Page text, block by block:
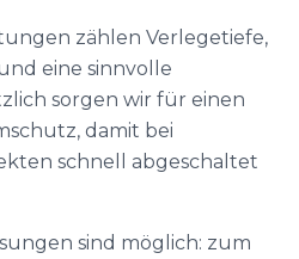
zählen Verlegetiefe,
eine sinnvolle
sorgen wir für einen
damit bei
schnell abgeschaltet
sind möglich: zum